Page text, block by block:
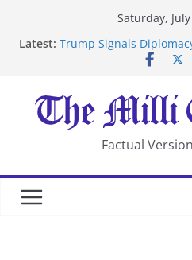
Saturday,
Latest: Trump Signals
After US Restrictions
UK Charges Man
Security Laws
Landslide Buries
Suspected Pirates
Factual